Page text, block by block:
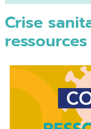
Crise